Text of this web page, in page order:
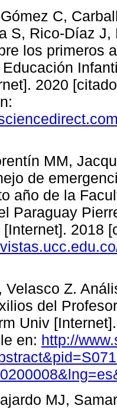
C,
S, Rico-Díaz
los primeros
2020
MM,
de
año de la
Paraguay
[Internet]. 2018
Velasco Z.
del
Univ
en: http://
MJ,